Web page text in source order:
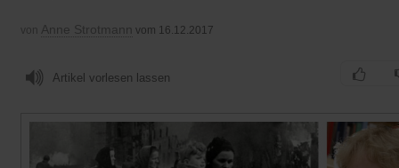
von Anne Strotmann vom 16.12.2017
Artikel vorlesen lassen